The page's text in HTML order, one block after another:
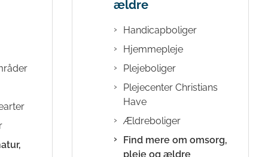
ældre
Handicapboliger
Hjemmepleje
Plejeboliger
Plejecenter Christians
Have
Ældreboliger
Find mere om omsorg,
pleje og ældre